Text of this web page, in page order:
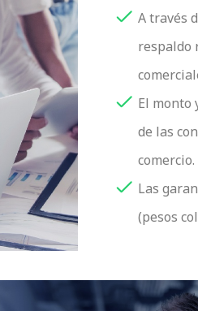
A través
respaldo
El monto
de las
comercio.
Las
(pesos